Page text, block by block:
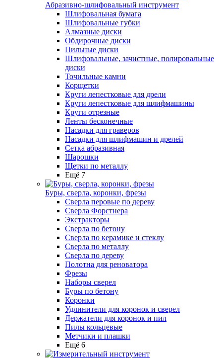
Абразивно-шлифовальный инструмент
Шлифовальная бумага
Шлифовальные губки
Алмазные диски
Обдирочные диски
Пильные диски
Шлифовальные, зачистные, полировальные
диски
Точильные камни
Корщетки
Круги лепестковые для дрели
Круги лепестковые для шлифмашины
Круги отрезные
Ленты бесконечные
Насадки для граверов
Насадки для шлифмашин и дрелей
Сетка абразивная
Шарошки
Щетки по металлу
Ещё 7
Буры, сверла, коронки, фрезы
Сверла перовые по дереву
Сверла Форстнера
Экстракторы
Сверла по бетону
Сверла по керамике и стеклу
Сверла по металлу
Сверла по дереву
Полотна для реноватора
Фрезы
Наборы сверел
Буры по бетону
Коронки
Удлинители для коронок и сверел
Держатели для коронок и пил
Пилы кольцевые
Метчики и плашки
Ещё 6